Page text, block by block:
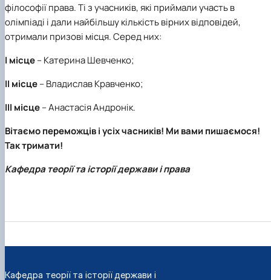
філософії права. Ті з учасників, які приймали участь в
олімпіаді і дали найбільшу кількість вірних відповідей,
отримали призові місця. Серед них:
І місце– Катерина Шевченко;
ІІ місце– Владислав Кравченко;
ІІІ місце– Анастасія Андронік.
Вітаємо переможців і усіх часників! Ми вами пишаємося!
Так тримати!
Кафедра теорії та історії держави і права
Кафедра теорії та історії держави і